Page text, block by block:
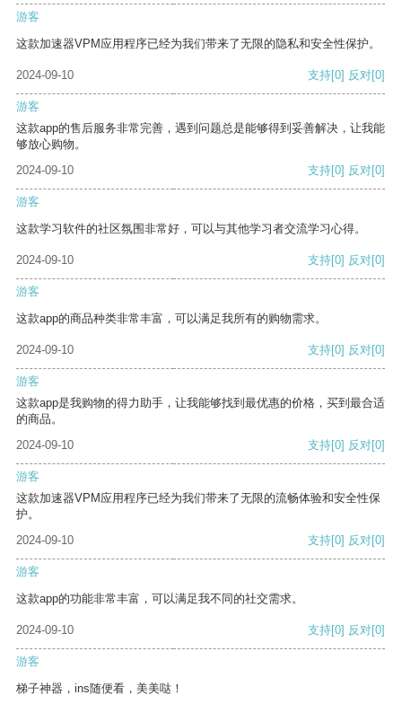
游客
这款加速器VPM应用程序已经为我们带来了无限的隐私和安全性保护。
2024-09-10 支持[0] 反对[0]
游客
这款app的售后服务非常完善，遇到问题总是能够得到妥善解决，让我能
够放心购物。
2024-09-10
支持[0] 反对[0]
游客
这款学习软件的社区氛围非常好，可以与其他学习者交流学习心得。
2024-09-10 支持[0] 反对[0]
游客
这款app的商品种类非常丰富，可以满足我所有的购物需求。
2024-09-10 支持[0] 反对[0]
游客
这款app是我购物的得力助手，让我能够找到最优惠的价格，买到最合适
的商品。
2024-09-10
支持[0] 反对[0]
游客
这款加速器VPM应用程序已经为我们带来了无限的流畅体验和安全性保
护。
2024-09-10
支持[0] 反对[0]
游客
这款app的功能非常丰富，可以满足我不同的社交需求。
2024-09-10 支持[0] 反对[0]
游客
梯子神器，ins随便看，美美哒！